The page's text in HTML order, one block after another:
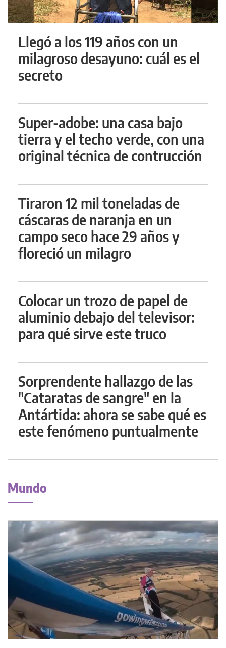
Llegó a los 119 años con un
milagroso desayuno: cuál es el
secreto
Super-adobe: una casa bajo
tierra y el techo verde, con una
original técnica de contrucción
Tiraron 12 mil toneladas de
cáscaras de naranja en un
campo seco hace 29 años y
floreció un milagro
Colocar un trozo de papel de
aluminio debajo del televisor:
para qué sirve este truco
Sorprendente hallazgo de las
"Cataratas de sangre" en la
Antártida: ahora se sabe qué es
este fenómeno puntualmente
Mundo